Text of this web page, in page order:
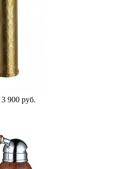
3 900 руб.